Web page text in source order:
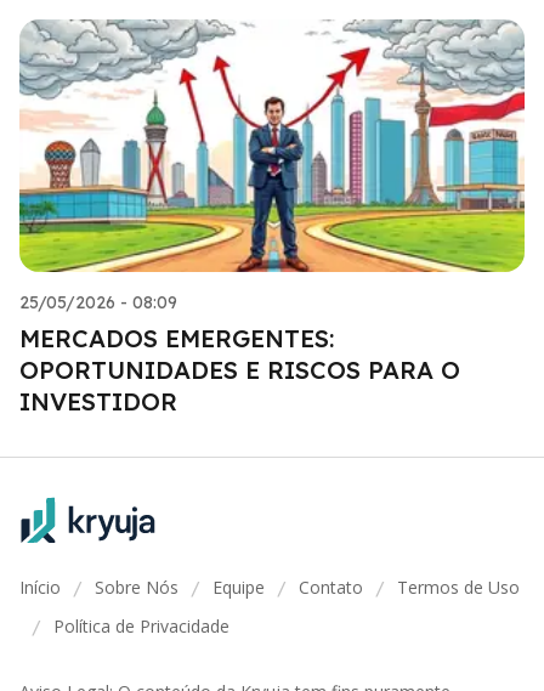
25/05/2026 - 08:09
MERCADOS EMERGENTES:
OPORTUNIDADES E RISCOS PARA O
INVESTIDOR
Início / Sobre Nós / Equipe / Contato / Termos de Uso
/ Política de Privacidade